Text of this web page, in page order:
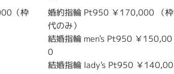
（枠
婚約指輪 Pt950 ￥170,000 （枠
代のみ）
結婚指輪 men's Pt950 ￥150,00
0
結婚指輪 lady's Pt950 ￥140,00